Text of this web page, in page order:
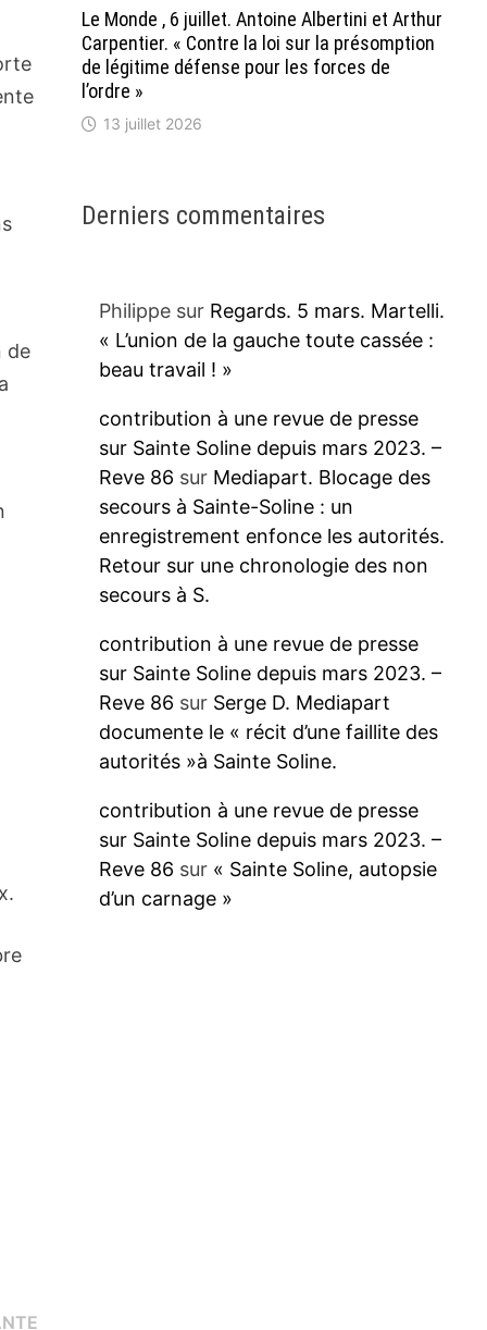
de
Publication
Le Monde , 6 juillet. Antoine Albertini et Arthur
Carpentier. « Contre la loi sur la présomption
de légitime défense pour les forces de
l’ordre »
13 juillet 2026
Derniers commentaires
Philippesur Regards. 5 mars. Martelli.
« L’union de la gauche toute cassée :
beau travail ! »
contribution à une revue de presse
sur Sainte Soline depuis mars 2023. –
Reve 86 sur Mediapart. Blocage des
secours à Sainte-Soline : un
enregistrement enfonce les autorités.
Retour sur une chronologie des non
secours à S.
contribution à une revue de presse
sur Sainte Soline depuis mars 2023. –
Reve 86 sur Serge D. Mediapart
documente le « récit d’une faillite des
autorités »à Sainte Soline.
contribution à une revue de presse
sur Sainte Soline depuis mars 2023. –
Reve 86 sur « Sainte Soline, autopsie
d’un carnage »